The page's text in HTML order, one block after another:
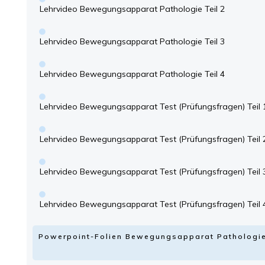
Lehrvideo Bewegungsapparat Pathologie Teil 2
Lehrvideo Bewegungsapparat Pathologie Teil 3
Lehrvideo Bewegungsapparat Pathologie Teil 4
Lehrvideo Bewegungsapparat Test (Prüfungsfragen) Teil
Lehrvideo Bewegungsapparat Test (Prüfungsfragen) Teil
Lehrvideo Bewegungsapparat Test (Prüfungsfragen) Teil
Lehrvideo Bewegungsapparat Test (Prüfungsfragen) Teil
Powerpoint-Folien Bewegungsapparat Pathologie